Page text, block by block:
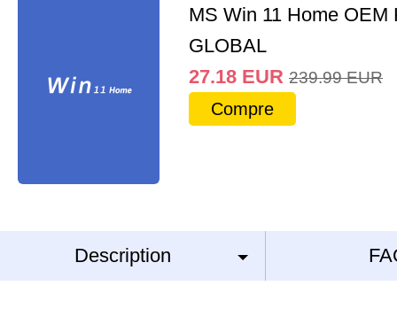
MS Win 11 Home OEM
GLOBAL
27.18 EUR 239.99 EUR
Compre
Description